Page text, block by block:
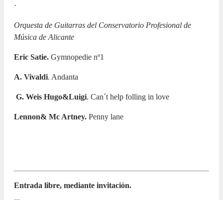
·
Orquesta de Guitarras del Conservatorio Profesional de
Música de Alicante
Eric Satie. Gymnopedie nº1
A. Vivaldi. Andanta
G. Weis Hugo&Luigi. Can´t help folling in love
Lennon& Mc Artney. Penny lane
Entrada libre, mediante invitación.